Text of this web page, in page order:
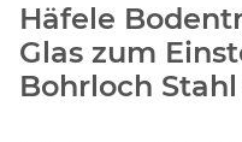
Häfele
Glas zum
Bohrloch